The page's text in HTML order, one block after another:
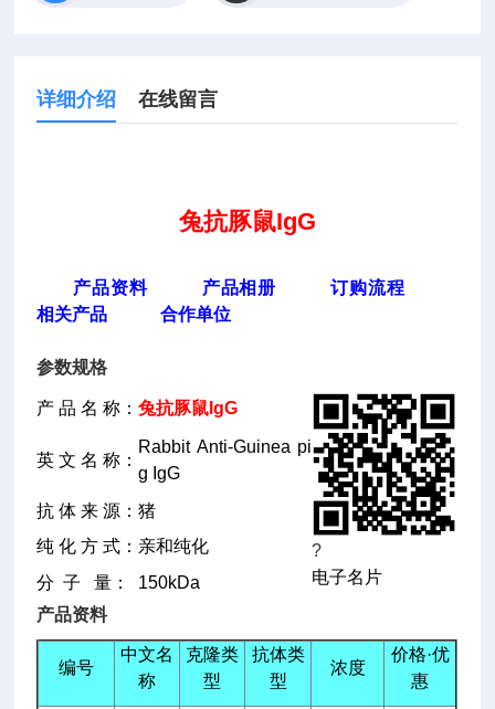
详细介绍 在线留言
兔抗豚鼠IgG
产品资料 产品相册
订购流程
相关产品
合作单位
参数规格
产 品 名 称：兔抗豚鼠IgG
?
英 文 名 称：
Rabbit Anti-Guinea pi
g IgG
抗 体 来 源：猪
纯 化 方 式： 亲和纯化
分 子 量：
150kDa
电子名片
产品资料
编号
中文名
称
克隆类
型
抗体类
型
浓度
价格·优
惠